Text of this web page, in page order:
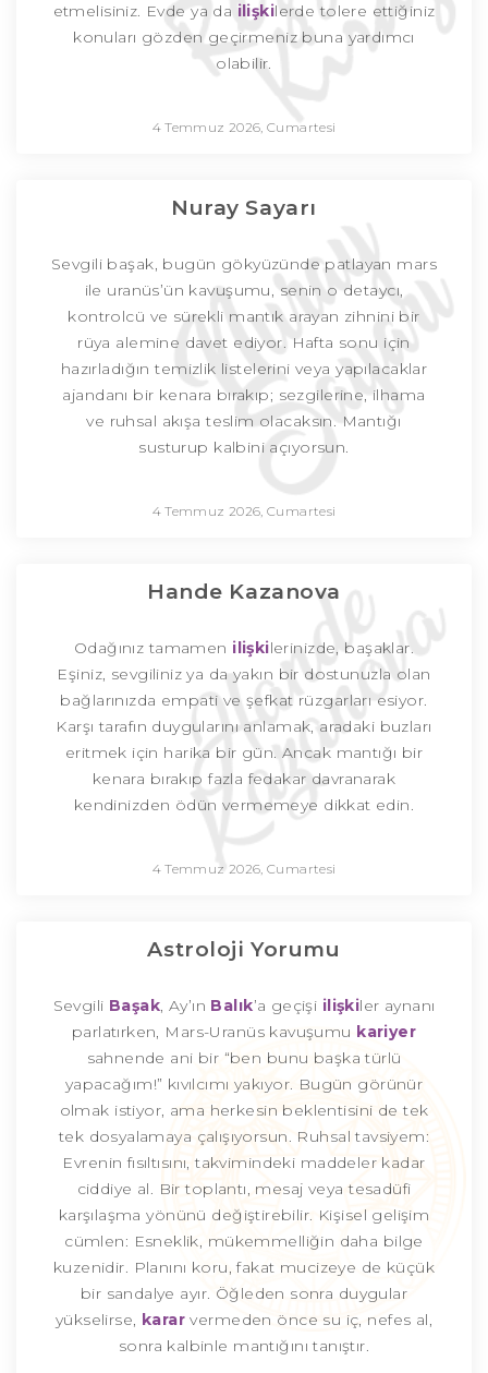
etmelisiniz. Evde ya da ilişkilerde tolere ettiğiniz
konuları gözden geçirmeniz buna yardımcı
olabilir.
4 Temmuz 2026, Cumartesi
Nuray Sayarı
Sevgili başak, bugün gökyüzünde patlayan mars
ile uranüs’ün kavuşumu, senin o detaycı,
kontrolcü ve sürekli mantık arayan zihnini bir
rüya alemine davet ediyor. Hafta sonu için
hazırladığın temizlik listelerini veya yapılacaklar
ajandanı bir kenara bırakıp; sezgilerine, ilhama
ve ruhsal akışa teslim olacaksın. Mantığı
susturup kalbini açıyorsun.
4 Temmuz 2026, Cumartesi
Hande Kazanova
Odağınız tamamen ilişkilerinizde, başaklar.
Eşiniz, sevgiliniz ya da yakın bir dostunuzla olan
bağlarınızda empati ve şefkat rüzgarları esiyor.
Karşı tarafın duygularını anlamak, aradaki buzları
eritmek için harika bir gün. Ancak mantığı bir
kenara bırakıp fazla fedakar davranarak
kendinizden ödün vermemeye dikkat edin.
4 Temmuz 2026, Cumartesi
Astroloji Yorumu
Sevgili Başak, Ay’ın Balık’a geçişi ilişkiler aynanı
parlatırken, Mars-Uranüs kavuşumu kariyer
sahnende ani bir “ben bunu başka türlü
yapacağım!” kıvılcımı yakıyor. Bugün görünür
olmak istiyor, ama herkesin beklentisini de tek
tek dosyalamaya çalışıyorsun. Ruhsal tavsiyem:
Evrenin fısıltısını, takvimindeki maddeler kadar
ciddiye al. Bir toplantı, mesaj veya tesadüfi
karşılaşma yönünü değiştirebilir. Kişisel gelişim
cümlen: Esneklik, mükemmelliğin daha bilge
kuzenidir. Planını koru, fakat mucizeye de küçük
bir sandalye ayır. Öğleden sonra duygular
yükselirse, karar vermeden önce su iç, nefes al,
sonra kalbinle mantığını tanıştır.